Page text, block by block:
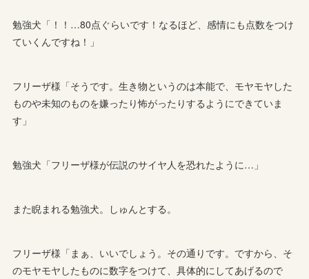
勉強犬「！！…80点ぐらいです！なるほど、感情にも点数をつけ
ていくんですね！」
フリーザ様「そうです。生き物というのは本能で、モヤモヤした
ものや未知のものを嫌ったり怖がったりするようにできていま
す」
勉強犬「フリーザ様が伝説のサイヤ人を恐れたように…」
また睨まれる勉強犬。しゅんとする。
フリーザ様「まぁ、いいでしょう。その通りです。ですから、そ
のモヤモヤしたものに数字をつけて、具体的にしてあげるので